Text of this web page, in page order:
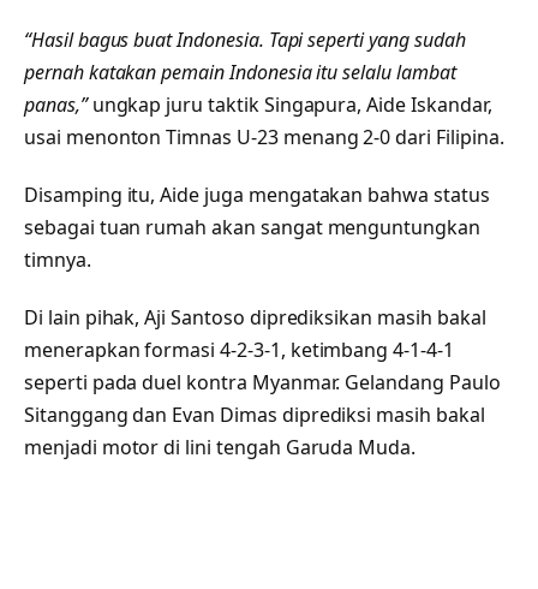
“Hasil bagus buat Indonesia. Tapi seperti yang sudah
pernah katakan pemain Indonesia itu selalu lambat
panas,”ungkap juru taktik Singapura, Aide Iskandar,
usai menonton Timnas U-23 menang 2-0 dari Filipina.
Disamping itu, Aide juga mengatakan bahwa status
sebagai tuan rumah akan sangat menguntungkan
timnya.
Di lain pihak, Aji Santoso diprediksikan masih bakal
menerapkan formasi 4-2-3-1, ketimbang 4-1-4-1
seperti pada duel kontra Myanmar. Gelandang Paulo
Sitanggang dan Evan Dimas diprediksi masih bakal
menjadi motor di lini tengah Garuda Muda.